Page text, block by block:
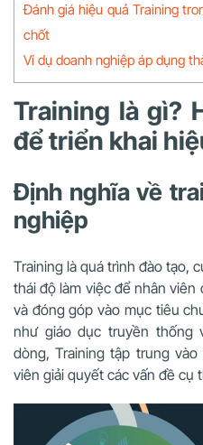
Đánh giá hiệu quả Training
chốt
Ví dụ doanh nghiệp áp dụng
Training là gì?
để triển khai
Định nghĩa về
nghiệp
Training là quá trình đào tạo,
thái độ làm việc để nhân
và đóng góp vào mục tiêu
như giáo dục truyền thống
dòng, Training tập trung
viên giải quyết các vấn đề cụ